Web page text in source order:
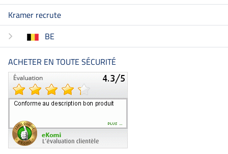
Kramer recrute
BE
ACHETER EN TOUTE SÉCURITÉ